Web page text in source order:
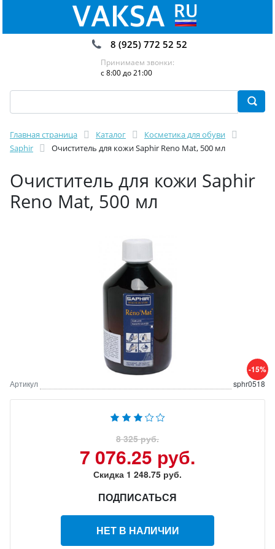
8 (925) 772 52 52
Принимаем звонки:
с 8:00 до 21:00
Главная страница Каталог
Косметика для обуви
Saphir
Очиститель для кожи Saphir Reno Mat, 500 мл
Очиститель для кожи Saphir
Reno Mat, 500 мл
-15%
Артикул sphr0518
8 325 руб.
7 076.25 руб.
Скидка 1 248.75 руб.
ПОДПИСАТЬСЯ
НЕТ В НАЛИЧИИ